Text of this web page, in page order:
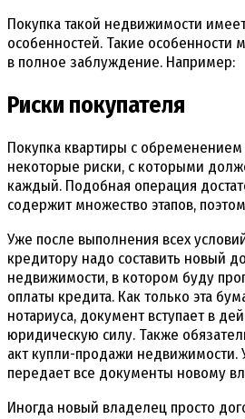
Покупка такой недвижимости
особенностей. Такие особенности
в полное заблуждение. Например:
Риски покупателя
Покупка квартиры с
некоторые риски, с которыми
каждый. Подобная операция
содержит множество этапов,
Уже после выполнения всех
кредитору надо составить новый
недвижимости, в котором буду
оплаты кредита. Как только эта
нотариуса, документ вступает в
юридическую силу. Также
акт купли-продажи недвижимости.
передает все документы новому
Иногда новый владелец просто